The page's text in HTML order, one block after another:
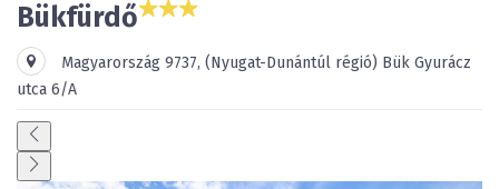
Bükfürdő
Magyarország 9737, (Nyugat-Dunántúl régió) Bük Gyurácz
utca 6/A